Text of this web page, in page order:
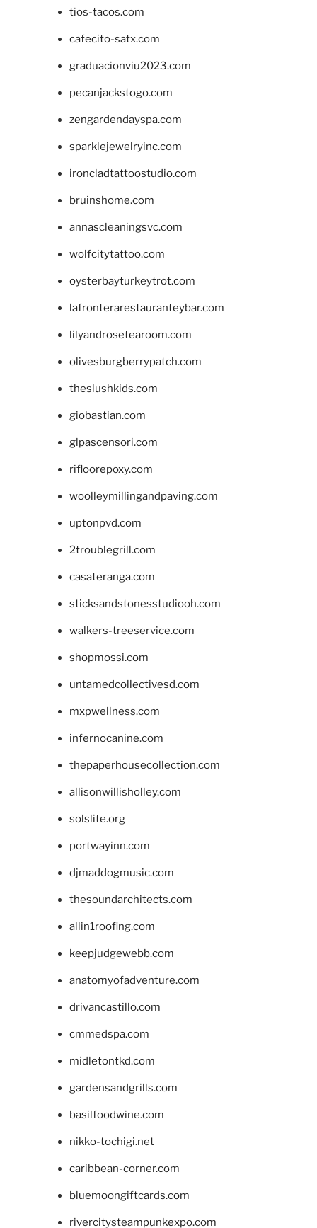
tios-tacos.com
cafecito-satx.com
graduacionviu2023.com
pecanjackstogo.com
zengardendayspa.com
sparklejewelryinc.com
ironcladtattoostudio.com
bruinshome.com
annascleaningsvc.com
wolfcitytattoo.com
oysterbayturkeytrot.com
lafronterarestauranteybar.com
lilyandrosetearoom.com
olivesburgberrypatch.com
theslushkids.com
giobastian.com
glpascensori.com
rifloorepoxy.com
woolleymillingandpaving.com
uptonpvd.com
2troublegrill.com
casateranga.com
sticksandstonesstudiooh.com
walkers-treeservice.com
shopmossi.com
untamedcollectivesd.com
mxpwellness.com
infernocanine.com
thepaperhousecollection.com
allisonwillisholley.com
solslite.org
portwayinn.com
djmaddogmusic.com
thesoundarchitects.com
allin1roofing.com
keepjudgewebb.com
anatomyofadventure.com
drivancastillo.com
cmmedspa.com
midletontkd.com
gardensandgrills.com
basilfoodwine.com
nikko-tochigi.net
caribbean-corner.com
bluemoongiftcards.com
rivercitysteampunkexpo.com